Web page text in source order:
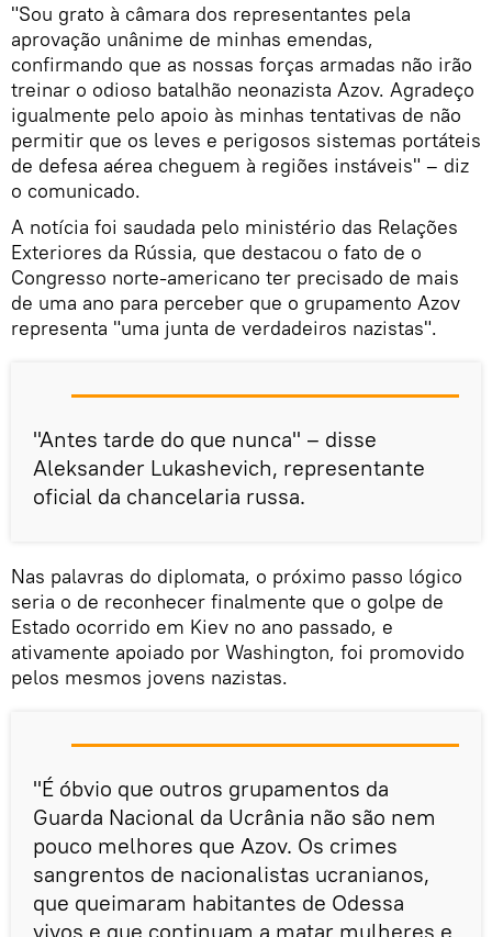
"Sou grato à câmara dos representantes pela
aprovação unânime de minhas emendas,
confirmando que as nossas forças armadas não irão
treinar o odioso batalhão neonazista Azov. Agradeço
igualmente pelo apoio às minhas tentativas de não
permitir que os leves e perigosos sistemas portáteis
de defesa aérea cheguem à regiões instáveis" – diz
o comunicado.
A notícia foi saudada pelo ministério das Relações
Exteriores da Rússia, que destacou o fato de o
Congresso norte-americano ter precisado de mais
de uma ano para perceber que o grupamento Azov
representa "uma junta de verdadeiros nazistas".
"Antes tarde do que nunca" – disse
Aleksander Lukashevich, representante
oficial da chancelaria russa.
Nas palavras do diplomata, o próximo passo lógico
seria o de reconhecer finalmente que o golpe de
Estado ocorrido em Kiev no ano passado, e
ativamente apoiado por Washington, foi promovido
pelos mesmos jovens nazistas.
"É óbvio que outros grupamentos da
Guarda Nacional da Ucrânia não são nem
pouco melhores que Azov. Os crimes
sangrentos de nacionalistas ucranianos,
que queimaram habitantes de Odessa
vivos e que continuam a matar mulheres e